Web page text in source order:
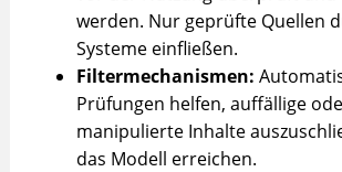
werden. Nur geprüfte Quellen
Systeme einfließen.
Filtermechanismen:
Prüfungen helfen, auffällige
manipulierte Inhalte
das Modell erreichen.